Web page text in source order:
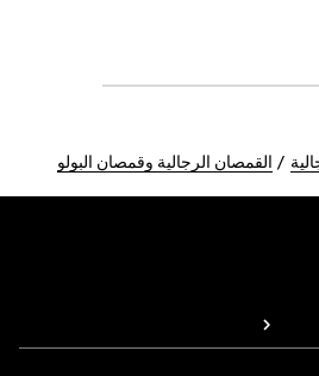
القمصان الرجالية وقمصان البولو